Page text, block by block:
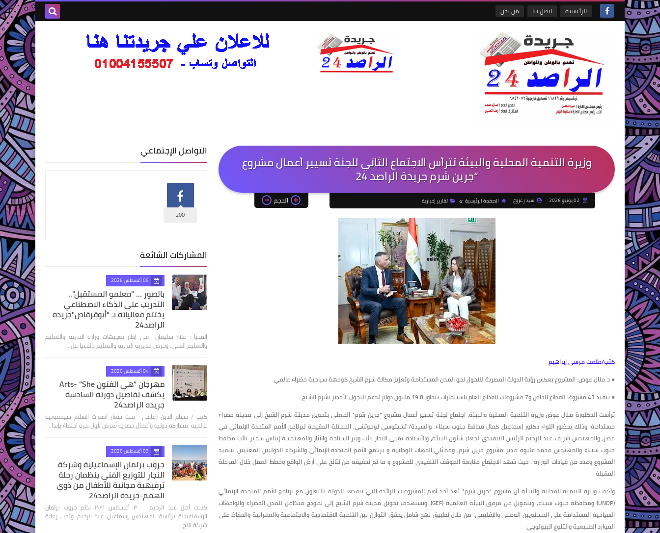
الرئيسية اتصل بنا من نحن
وزيرة التنمية المحلية والبيئة تترأس الاجتماع الثاني للجنة تسيير أعمال مشروع
“جرين شرم جريدة الراصد 24
سيد زعزوع الصفحة الرئيسية تقارير إخبارية الحجم
كتب/طلعت مرسى إبراهيم
● د.منال عوض: المشروع يعكس رؤية الدولة المصرية للتحول نحو المدن المستدامة وتعزيز مكانة شرم الشيخ كوجهة سياحية خضراء عالمي
● تنفيذ 43 مشروعًا للقطاع الخاص و7 مشروعات للقطاع العام باستثمارات تتجاوز 19.8 مليون دولار لدعم التحول الأخضر بشرم الشيخ
ترأست الدكتورة منال عوض وزيرة التنمية المحلية والبيئة، اجتماع لجنة تسيير أعمال مشروع “جرين شرم” المعني بتحويل مدينة شرم الشيخ إلى مدينة خضراء
مستدامة، وذلك بحضور اللواء دكتور إسماعيل كمال محافظ جنوب سيناء، والسيدة/ تشيتوسي نوجوتشي، الممثلة المقيمة لبرنامج الأمم المتحدة الإنمائي في
مصر، والمهندس شريف عبد الرحيم الرئيس التنفيذى لجهاز شئون البيئة، والأستاذة يمنى البحار نائب وزير السياحة والآثار والمهندسة إيناس سمير نائب محافظ
جنوب سيناء والمهندس محمد عليوه مدير مشروع جرين شرم، وممثلي الجهات الوطنية و برنامج الأمم المتحدة الإنمائى والشركاء الدوليين المعنيين بتنفيذ
المشروع وعدد من قيادات الوزارة ، حيث شهد الاجتماع متابعة الموقف التنفيذي للمشروع و ما تم تحقيقه من نتائج على أرض الواقع وخطط العمل خلال المرحلة
المقبلة
وأكدت وزيرة التنمية المحلية والبيئة أن مشروع “جرين شرم” يُعد أحد أهم المشروعات الرائدة التي تنفذها الدولة بالتعاون مع برنامج الأمم المتحدة الإنمائي
(UNDP) ومحافظة جنوب سيناء، وبتمويل من مرفق البيئة العالمية (GEF)، ويستهدف تحويل مدينة شرم الشيخ إلى نموذج متكامل للمدن الخضراء والواجهات
السياحية المستدامة على المستويين الوطني والإقليمي، من خلال تطبيق نهج شامل يحقق التوازن بين التنمية الاقتصادية والاجتماعية والعمرانية والحفاظ على
الموارد الطبيعية والتنوع البيولوجي
التواصل الإجتماعي
200
المشاركات الشائعة
05 أغسطس 2026
بالصور ... "معلمو المستقبل"..
التدريب على الذكاء الاصطناعي
يختتم فعالياته بـ "أبوقرقاص"جريده
الراصد24
المنيا : علاء سليمان في إطار توجيهات وزارة التربية والتعليم
والتعليم الفني، وحرص مديرية التربية والتعليم بالمنيا عل…
04 أغسطس 2026
مهرجان "هي الفنون Arts- "She
يكشف تفاصيل دورته السادسة
جريده الراصد24
كتب / حسام الدين رفاعي تحت شعار اصوات السلام سيمفونيه
عالميه مشاركة دولية وأعمال حصرية تُعرض لأول مرة احتفاءً بإبدا…
03 أغسطس 2026
جروب برلمان الإسماعيلية وشركة
النجار للتوزيع الفنى ينظمان رحلة
ترفيهية مجانية للأطفال من ذوي
الهمم-جريدة الراصد24
كتبت أمل عبد الرحيم ٣ أغسطس ٢٠٢٦ نظم جروب برلمان
الإسماعيلية برئاسة المهندس إسماعيل عبد الرحيم وتحت رعاية
شركة النج…